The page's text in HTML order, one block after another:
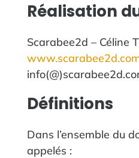
Réalisation
Scarabee2d – Céline
‍Définitions
Dans l’ensemble du
appelés :